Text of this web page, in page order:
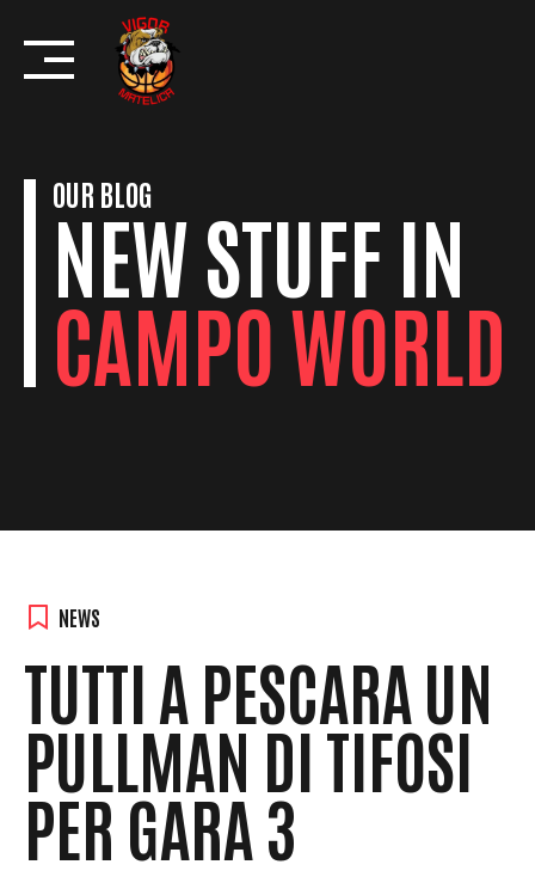
content
OUR BLOG
NEW STUFF IN
CAMPO WORLD
NEWS
TUTTI A PESCARA UN
PULLMAN DI TIFOSI
PER GARA 3